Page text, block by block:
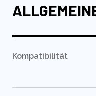
Kompatibilität